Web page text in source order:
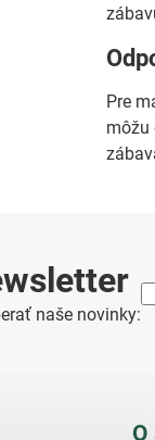
Pre
naše novinky: